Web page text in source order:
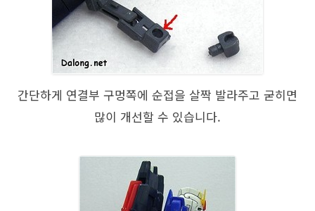
간단하게 연결부 구멍쪽에 순접을 살짝 발라주고 굳히면
많이 개선할 수 있습니다.